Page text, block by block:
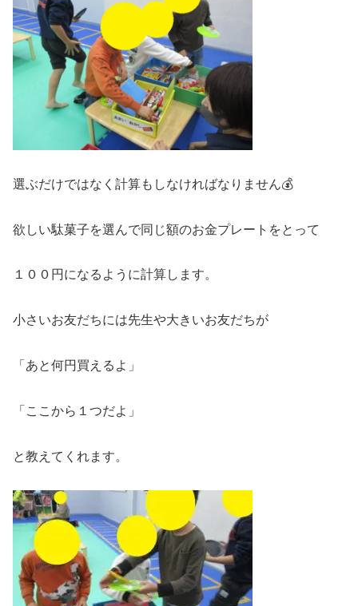
選ぶだけではなく計算もしなければなりません💰
欲しい駄菓子を選んで同じ額のお金プレートをとって
１００円になるように計算します。
小さいお友だちには先生や大きいお友だちが
「あと何円買えるよ」
「ここから１つだよ」
と教えてくれます。